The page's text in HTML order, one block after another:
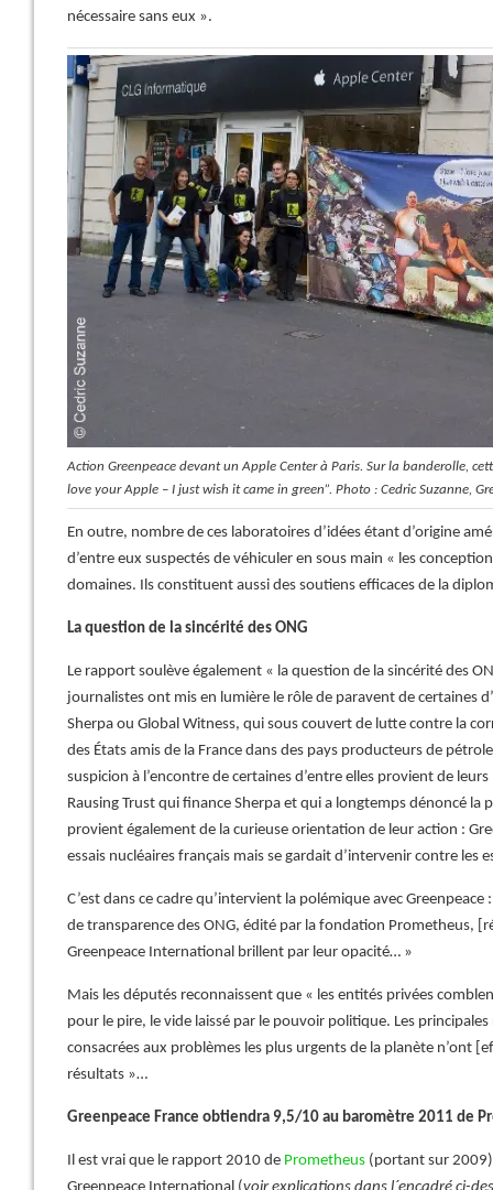
nécessaire sans eux ».
Action Greenpeace devant un Apple Center à Paris. Sur la banderolle,
love your Apple – I just wish it came in green”. Photo : Cedric Suzanne,
En outre, nombre de ces laboratoires d’idées étant d’origine
d’entre eux suspectés de véhiculer en sous main « les
domaines. Ils constituent aussi des soutiens efficaces de la
La question de la sincérité des ONG
Le rapport soulève également « la question de la sincérité des
journalistes ont mis en lumière le rôle de paravent de certaines
Sherpa ou Global Witness, qui sous couvert de lutte contre la
des États amis de la France dans des pays producteurs de
suspicion à l’encontre de certaines d’entre elles provient de
Rausing Trust qui finance Sherpa et qui a longtemps dénoncé la
provient également de la curieuse orientation de leur action :
essais nucléaires français mais se gardait d’intervenir contre les
C’est dans ce cadre qu’intervient la polémique avec
de transparence des ONG, édité par la fondation Prometheus,
Greenpeace International brillent par leur opacité… »
Mais les députés reconnaissent que « les entités privées
pour le pire, le vide laissé par le pouvoir politique. Les
consacrées aux problèmes les plus urgents de la planète n’ont
résultats »…
Greenpeace France obtiendra 9,5/10 au baromètre 2011 de
Il est vrai que le rapport 2010 de Prometheus (portant sur